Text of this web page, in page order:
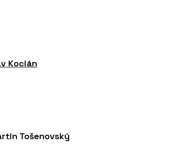
Kocián
Tošenovský